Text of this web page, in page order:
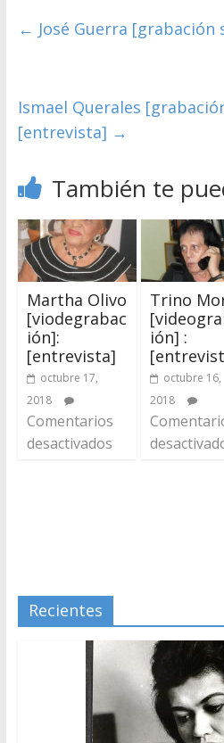
← José Guerra
Ismael Querales
[entrevista] →
También te
Martha Olivo
[viodegrabac
ión]:
[entrevista]
octubre 17,
2018
Comentarios
desactivados
Trino
ión] :
octubre 16,
2018
Recientes